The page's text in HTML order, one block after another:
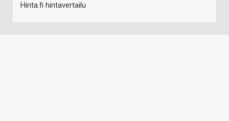
Hinta.fi hintavertailu